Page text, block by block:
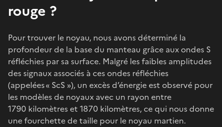
rouge ?
Pour trouver le noyau, nous avons déterminé la
profondeur de la base du manteau grâce aux ondes S
réfléchies par sa surface. Malgré les faibles amplitudes
des signaux associés à ces ondes réfléchies
(appelées « ScS »), un excès d’énergie est observé pour
les modèles de noyaux avec un rayon entre
1790 kilomètres et 1870 kilomètres, ce qui nous donne
une fourchette de taille pour le noyau martien.